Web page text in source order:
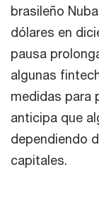
brasileño
dólares en
pausa
algunas
medidas para
anticipa que
dependiendo
capitales.